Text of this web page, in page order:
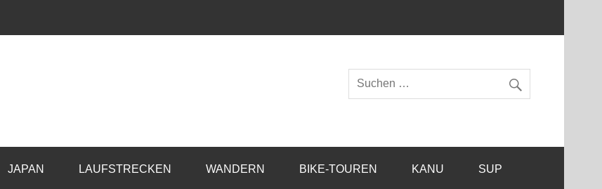
JAPAN LAUFSTRECKEN WANDERN BIKE-TOUREN KANU SUP